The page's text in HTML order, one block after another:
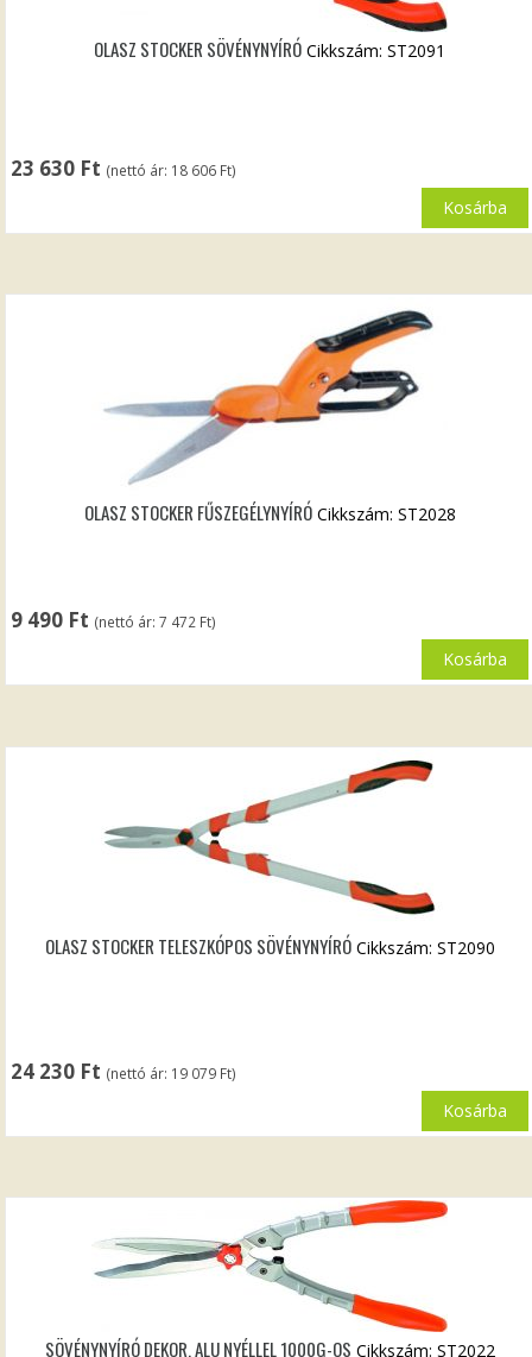
OLASZ STOCKER SÖVÉNYNYÍRÓ
23 630 Ft (nettó ár: 18 606 Ft)
Cikkszám: ST2091
Kosárba
OLASZ STOCKER FŰSZEGÉLYNYÍRÓ
9 490 Ft (nettó ár:7 472 Ft)
Cikkszám: ST2028
Kosárba
OLASZ STOCKER TELESZKÓPOS SÖVÉNYNYÍRÓ
24 230 Ft (nettó ár: 19 079 Ft)
Cikkszám: ST2090
Kosárba
SÖVÉNYNYÍRÓ DEKOR, ALU NYÉLLEL 1000G-OS Cikkszám: ST2022